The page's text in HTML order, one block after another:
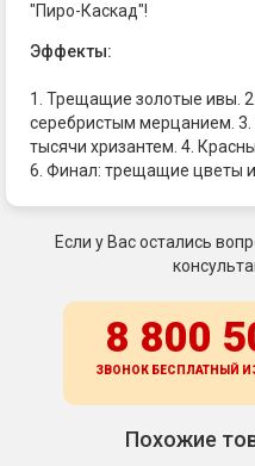
"Пиро-Каскад"!
Эффекты:
1. Трещащие золотые ивы.
серебристым мерцанием.
тысячи хризантем. 4.
6. Финал: трещащие цветы
Если у Вас остались
8 800
ЗВОНОК БЕСПЛАТНЫЙ
Похожие